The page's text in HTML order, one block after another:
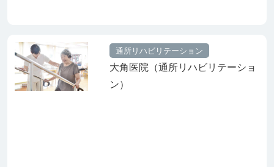
通所リハビリテーション
大角医院（通所リハビリテーショ
ン）